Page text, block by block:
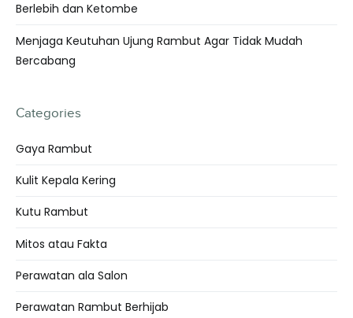
Berlebih dan Ketombe
Menjaga Keutuhan Ujung Rambut Agar Tidak Mudah
Bercabang
Categories
Gaya Rambut
Kulit Kepala Kering
Kutu Rambut
Mitos atau Fakta
Perawatan ala Salon
Perawatan Rambut Berhijab